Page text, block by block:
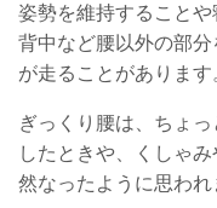
姿勢を維持すること
背中など腰以外の部
が走ることがあります
ぎっくり腰は、ちょ
したときや、くしゃ
然なったように思われ